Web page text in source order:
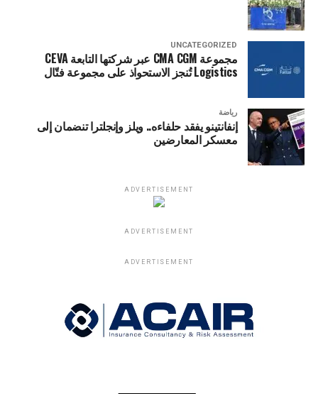
UNCATEGORIZED
مجموعة CMA CGM عبر شركتها التابعة CEVA
Logistics تُنجز الاستحواذ على مجموعة فتّال
رياضة
إنفانتينو يفقد حلفاءه.. ويلز وإنجلترا تنضمان إلى
معسكر المعارضين
ADVERTISEMENT
ADVERTISEMENT
ADVERTISEMENT